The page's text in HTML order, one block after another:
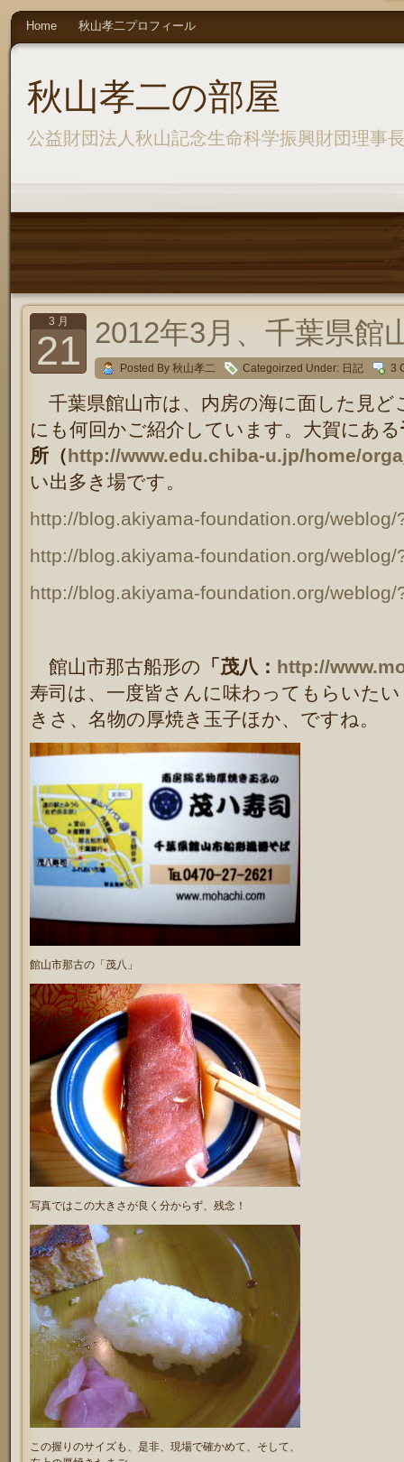
秋山孝二の部屋
公益財団法人秋山記念生命科学振興財団理事
Home 秋山孝二プロフィール
3 月
21 2012年3月、千葉県館
Posted By 秋山孝二 Categoirzed Under: 日記 3
千葉県館山市は、内房の海に面した見
にも何回かご紹介しています。大賀にある
所（http://www.edu.chiba-u.jp/home/
い出多き場です。
http://blog.akiyama-foundation.org/weblog/
http://blog.akiyama-foundation.org/weblog/
http://blog.akiyama-foundation.org/weblog/
館山市那古船形の 「茂八： http://
寿司は、一度皆さんに味わってもらいた
きさ、名物の厚焼き玉子ほか、ですね。
館山市那古の「茂八」
写真ではこの大きさが良く分からず、残念！
この握りのサイズも、是非、現場で確かめて、そして、